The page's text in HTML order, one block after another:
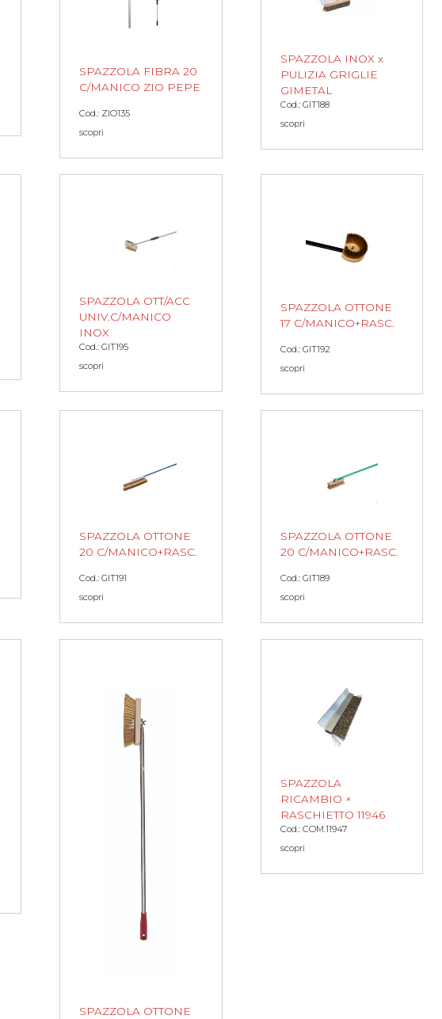
SPAZZOLA FIBRA 20
C/MANICO ZIO PEPE
Cod.: ZIO135
scopri
SPAZZOLA INOX x
PULIZIA GRIGLIE
GIMETAL
Cod.: GIT188
scopri
SPAZZOLA OTT/ACC
UNIV.C/MANICO
INOX
Cod.: GIT195
scopri
SPAZZOLA OTTONE
17 C/MANICO+RASC.
Cod.: GIT192
scopri
SPAZZOLA OTTONE
20 C/MANICO+RASC.
Cod.: GIT191
scopri
SPAZZOLA OTTONE
20 C/MANICO+RASC.
Cod.: GIT189
scopri
SPAZZOLA OTTONE
SPAZZOLA
RICAMBIO ×
RASCHIETTO 11946
Cod.: COM.11947
scopri